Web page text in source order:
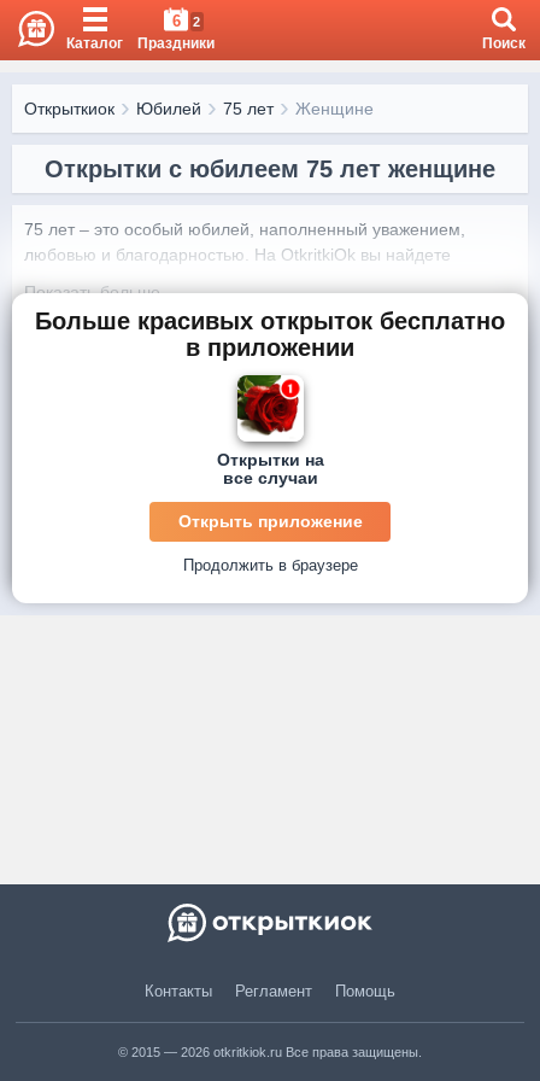
Каталог
6 2
Праздники Поиск
Открыткиок Юбилей 75 лет Женщине
Открытки с юбилеем 75 лет женщине
75 лет – это особый юбилей, наполненный уважением,
любовью и благодарностью. На OtkritkiOk вы найдете
Красочные открытки от OtkritkiOk.ru подчеркнут важность
момента и подарят радость близким.
Показать больше...
Больше красивых открыток бесплатно
в приложении
Открытки на
все случаи
Открыть приложение
Продолжить в браузере
Контакты Регламент Помощь
© 2015 — 2026 otkritkiok.ru Все права защищены.